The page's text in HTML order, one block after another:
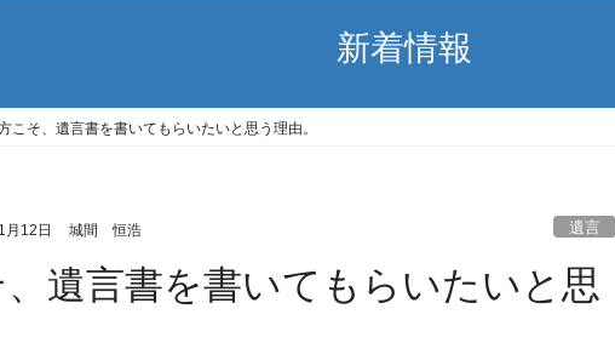
新着情報
こそ、遺言書を書いてもらいたいと思う理由。
月12日 城間 恒浩 遺言
遺言書を書いてもらいたいと思